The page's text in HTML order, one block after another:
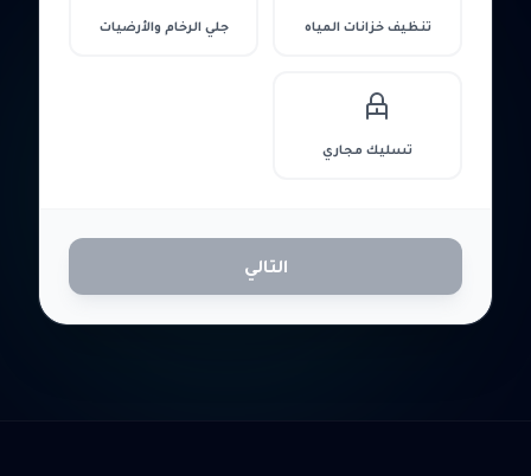
تنظيف خزانات المياه جلي الرخام والأرضيات
تسليك مجاري
التالي